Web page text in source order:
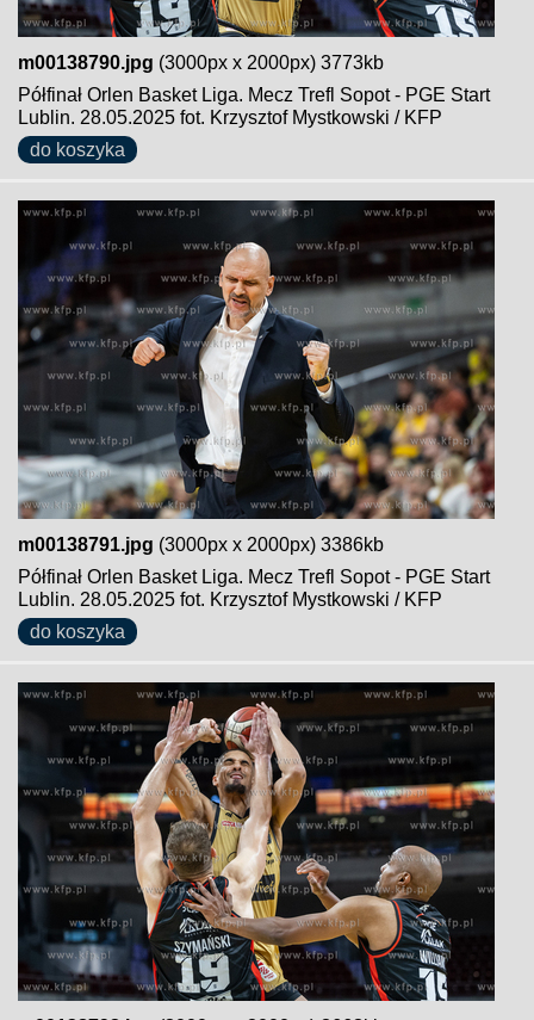
m00138790.jpg (3000px x 2000px) 3773kb
Półfinał Orlen Basket Liga. Mecz Trefl Sopot - PGE Start
Lublin. 28.05.2025 fot. Krzysztof Mystkowski / KFP
do koszyka
m00138791.jpg (3000px x 2000px) 3386kb
Półfinał Orlen Basket Liga. Mecz Trefl Sopot - PGE Start
Lublin. 28.05.2025 fot. Krzysztof Mystkowski / KFP
do koszyka